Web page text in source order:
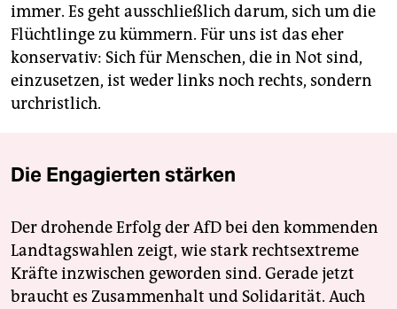
immer. Es geht ausschließlich darum, sich um die
Flüchtlinge zu kümmern. Für uns ist das eher
konservativ: Sich für Menschen, die in Not sind,
einzusetzen, ist weder links noch rechts, sondern
urchristlich.
Die Engagierten stärken
Der drohende Erfolg der AfD bei den kommenden
Landtagswahlen zeigt, wie stark rechtsextreme
Kräfte inzwischen geworden sind. Gerade jetzt
braucht es Zusammenhalt und Solidarität. Auch